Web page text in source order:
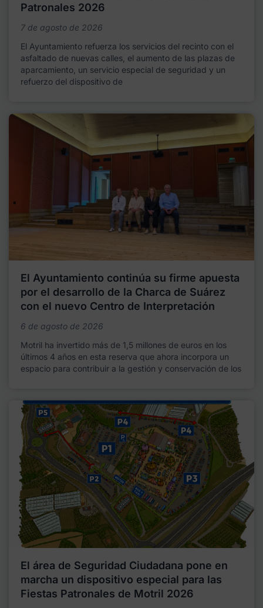
Patronales 2026
7 de agosto de 2026
El Ayuntamiento refuerza los servicios del recinto con el
asfaltado de nuevas calles, el aumento de las plazas de
aparcamiento, un servicio especial de seguridad y un
refuerzo del dispositivo de
El Ayuntamiento continúa su firme apuesta
por el desarrollo de la Charca de Suárez
con el nuevo Centro de Interpretación
6 de agosto de 2026
Motril ha invertido más de 1,5 millones de euros en los
últimos 4 años en esta reserva que ahora incorpora un
espacio para contribuir a la gestión y conservación de los
El área de Seguridad Ciudadana pone en
marcha un dispositivo especial para las
Fiestas Patronales de Motril 2026